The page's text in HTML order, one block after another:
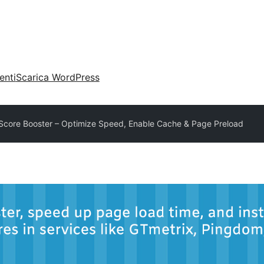
Scarica WordPress
Booster – Optimize Speed, Enable Cache & Page Preload